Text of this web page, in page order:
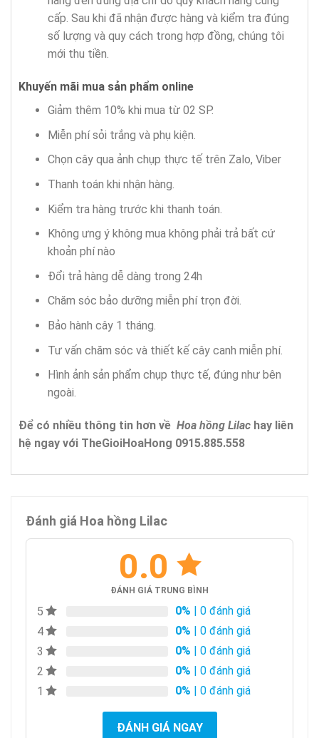
cấp. Sau khi đã nhận được hàng và kiểm tra đúng
số lượng và quy cách trong hợp đồng, chúng tôi
mới thu tiền.
Khuyến mãi mua sản phẩm online
Giảm thêm 10% khi mua từ 02 SP.
Miễn phí sỏi trắng và phụ kiện.
Chọn cây qua ảnh chụp thực tế trên Zalo, Viber
Thanh toán khi nhận hàng.
Kiểm tra hàng trước khi thanh toán.
Không ưng ý không mua không phải trả bất cứ
khoản phí nào
Đổi trả hàng dễ dàng trong 24h
Chăm sóc bảo dưỡng miễn phí trọn đời.
Bảo hành cây 1 tháng.
Tư vấn chăm sóc và thiết kế cây canh miễn phí.
Hình ảnh sản phẩm chụp thực tế, đúng như bên
ngoài.
Để có nhiều thông tin hơn về Hoa hồng Lilac hay liên
hệ ngay với TheGioiHoaHong 0915.885.558
Đánh giá Hoa hồng Lilac
0.0
ĐÁNH GIÁ TRUNG BÌNH
5 0% | 0 đánh giá
4
0% | 0 đánh giá
3
0% | 0 đánh giá
2
0% | 0 đánh giá
1
0% | 0 đánh giá
ĐÁNH GIÁ NGAY